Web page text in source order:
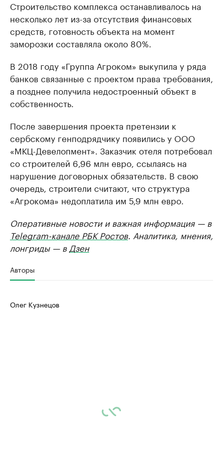
Строительство комплекса останавливалось на
несколько лет из-за отсутствия финансовых
средств, готовность объекта на момент
заморозки составляла около 80%.
В 2018 году «Группа Агроком» выкупила у ряда
банков связанные с проектом права требования,
а позднее получила недостроенный объект в
собственность.
После завершения проекта претензии к
сербскому генподрядчику появились у ООО
«МКЦ-Девелопмент». Заказчик отеля потребовал
со строителей 6,96 млн евро, ссылаясь на
нарушение договорных обязательств. В свою
очередь, строители считают, что структура
«Агрокома» недоплатила им 5,9 млн евро.
Оперативные новости и важная информация — в
Telegram-канале РБК Ростов. Аналитика, мнения,
лонгриды — в Дзен
Авторы
Олег Кузнецов